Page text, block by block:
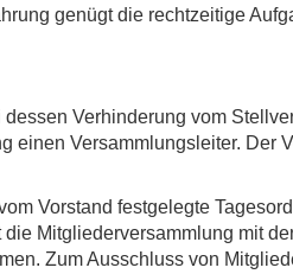
genügt die rechtzeitige
Verhinderung vom
einen Versammlungsleiter. Der
Vorstand festgelegte
Mitgliederversammlung mit
Zum Ausschluss von